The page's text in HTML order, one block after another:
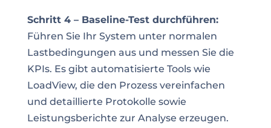
Schritt 4 – Baseline-Test durchführen:
Führen Sie Ihr System unter normalen
Lastbedingungen aus und messen Sie die
KPIs. Es gibt automatisierte Tools wie
LoadView, die den Prozess vereinfachen
und detaillierte Protokolle sowie
Leistungsberichte zur Analyse erzeugen.